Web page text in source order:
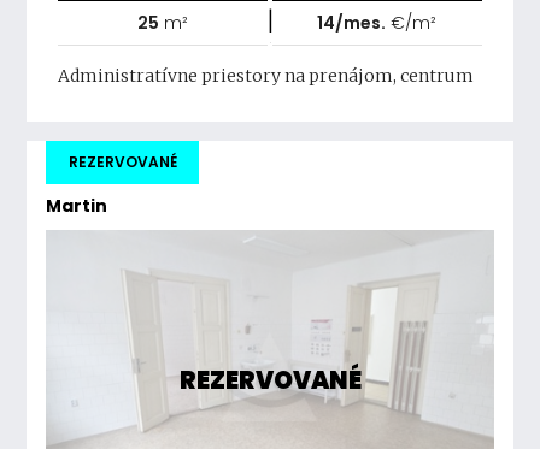
25 m² | 14/mes. €/m²
Administratívne priestory na prenájom, centrum
Martin
REZERVOVANÉ
REZERVOVANÉ